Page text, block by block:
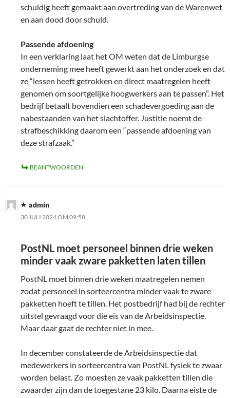
schuldig heeft gemaakt aan overtreding van de Warenwet
en aan dood door schuld.
Passende afdoening
In een verklaring laat het OM weten dat de Limburgse
onderneming mee heeft gewerkt aan het onderzoek en dat
ze “lessen heeft getrokken en direct maatregelen heeft
genomen om soortgelijke hoogwerkers aan te passen”. Het
bedrijf betaalt bovendien een schadevergoeding aan de
nabestaanden van het slachtoffer. Justitie noemt de
strafbeschikking daarom een “passende afdoening van
deze strafzaak.”
BEANTWOORDEN
admin
30 JULI 2024 OM 09:58
PostNL moet personeel binnen drie weken
minder vaak zware pakketten laten tillen
PostNL moet binnen drie weken maatregelen nemen
zodat personeel in sorteercentra minder vaak te zware
pakketten hoeft te tillen. Het postbedrijf had bij de rechter
uitstel gevraagd voor die eis van de Arbeidsinspectie.
Maar daar gaat de rechter niet in mee.
In december constateerde de Arbeidsinspectie dat
medewerkers in sorteercentra van PostNL fysiek te zwaar
worden belast. Zo moesten ze vaak pakketten tillen die
zwaarder zijn dan de toegestane 23 kilo. Daarna eiste de